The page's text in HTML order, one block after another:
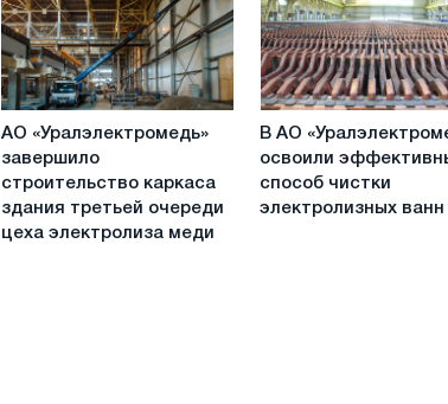
послуг
электролиза
меди
АО
«Уралэлектромедь»
завершило
строительство
каркаса
здания
АО «Уралэлектромедь»
завершило
строительство каркаса
здания третьей очереди
цеха электролиза меди
В
«Уралэлектромедь»
эффективный
В АО
освоили
способ чистки
электролизных ванн